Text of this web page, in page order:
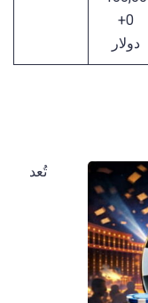
0+
دولار
تُعد